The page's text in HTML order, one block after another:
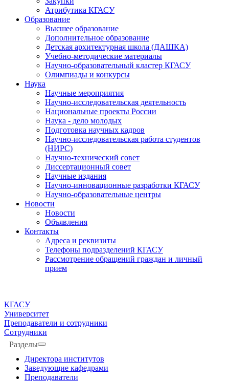
Атрибутика КГАСУ
Образование
Высшее образование
Дополнительное образование
Детская архитектурная школа (ДАШКА)
Учебно-методические материалы
Научно-образовательный кластер КГАСУ
Олимпиады и конкурсы
Наука
Научные мероприятия
Научно-исследовательская деятельность
Национальные проекты России
Наука - дело молодых
Подготовка научных кадров
Научно-исследовательская работа студентов
(НИРС)
Научно-технический совет
Диссертационный совет
Научные издания
Научно-инновационные разработки КГАСУ
Научно-образовательные центры
Новости
Новости
Объявления
Контакты
Адреса и реквизиты
Телефоны подразделений КГАСУ
Рассмотрение обращений граждан и личный
прием
КГАСУ
Университет
Преподаватели и сотрудники
Сотрудники
Разделы
Директора институтов
Заведующие кафедрами
Преподаватели